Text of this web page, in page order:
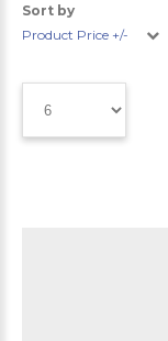
Sort by
Product Price +/-